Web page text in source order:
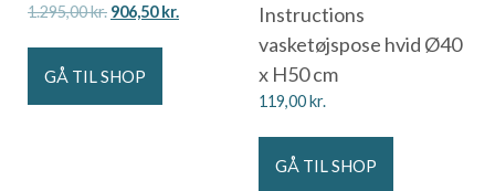
1.295,00kr. 906,50kr.
GÅ TIL SHOP
Instructions
vasketøjspose hvid Ø40
x H50 cm
119,00kr.
GÅ TIL SHOP